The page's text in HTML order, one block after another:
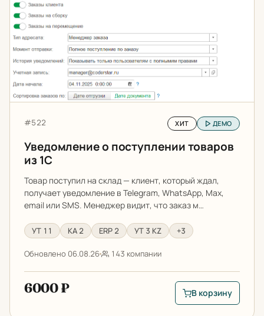
Артикул:
#522 ХИТ ДЕМО
Уведомление о поступлении товаров
из 1С
Товар поступил на склад — клиент, который ждал,
получает уведомление в Telegram, WhatsApp, Max,
email или SMS. Менеджер видит, что заказ м…
УТ 11 КА 2 ERP 2 УТ 3 KZ +3
Обновлено 06.08.26 143 компании
6000 ₽
В корзину:
В корзину